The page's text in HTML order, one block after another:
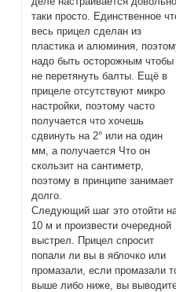
таки просто. Единственное
весь прицел сделан из
пластика и алюминия,
надо быть осторожным чтобы
не перетянуть балты. Ещё в
прицеле отсутствуют микро
настройки, поэтому часто
получается что хочешь
сдвинуть на 2° или на один
мм, а получается Что он
скользит на сантиметр,
поэтому в принципе занимает
долго.
Следующий шаг это отойти
10 м и произвести очередной
выстрел. Прицел спросит
попали ли вы в яблочко или
промазали, если промазали
выше либо ниже, вы